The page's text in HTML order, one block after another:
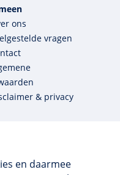
en daarmee
ons
vragen
& privacy